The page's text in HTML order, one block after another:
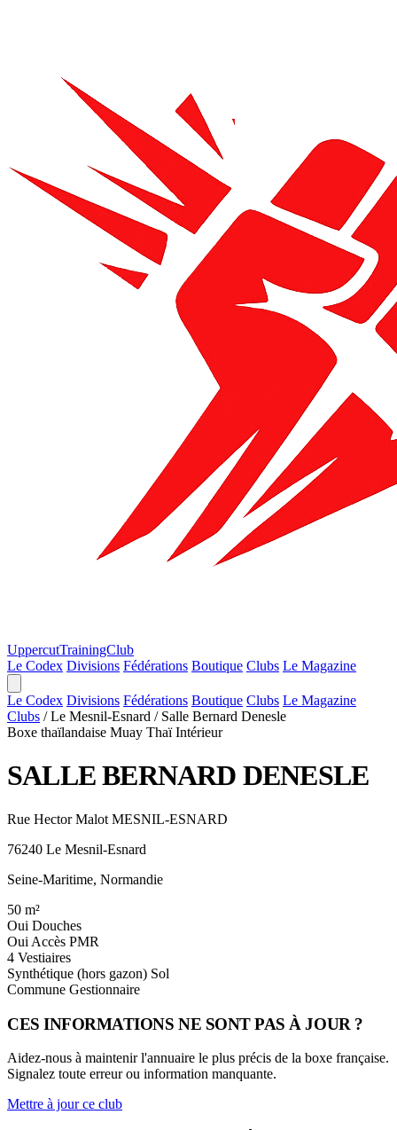
UppercutTrainingClub
Le Codex Divisions Fédérations Boutique Clubs Le Magazine
Le Codex Divisions Fédérations Boutique Clubs Le Magazine
Clubs / Le Mesnil-Esnard / Salle Bernard Denesle
Boxe thaïlandaise Muay Thaï Intérieur
SALLE BERNARD DENESLE
Rue Hector Malot MESNIL-ESNARD
76240 Le Mesnil-Esnard
Seine-Maritime, Normandie
50 m²
Oui Douches
Oui Accès PMR
4 Vestiaires
Synthétique (hors gazon) Sol
Commune Gestionnaire
CES INFORMATIONS NE SONT PAS À JOUR ?
Aidez-nous à maintenir l'annuaire le plus précis de la boxe française.
Signalez toute erreur ou information manquante.
Mettre à jour ce club